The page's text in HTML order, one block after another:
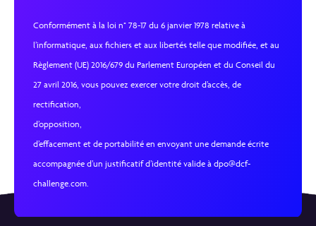
Conformément à la loi n° 78-17 du 6 janvier 1978 relative à
l’informatique, aux fichiers et aux libertés telle que modifiée, et au
Règlement (UE) 2016/679 du Parlement Européen et du Conseil du
27 avril 2016, vous pouvez exercer votre droit d’accès, de
rectification,
d’opposition,
d’effacement et de portabilité en envoyant une demande écrite
accompagnée d’un justificatif d’identité valide à dpo@dcf-
challenge.com.